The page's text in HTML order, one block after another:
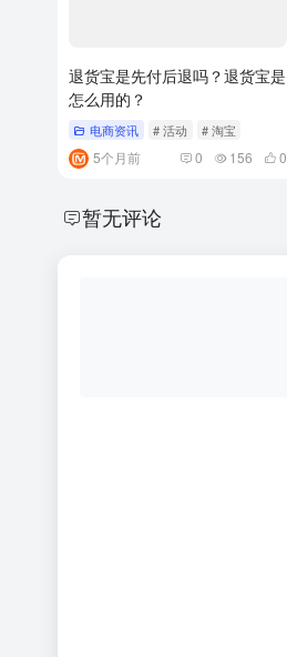
退货宝是先付后退吗？退货宝是
怎么用的？
电商资讯 # 活动 # 淘宝
5个月前 0 156 0
暂无评论